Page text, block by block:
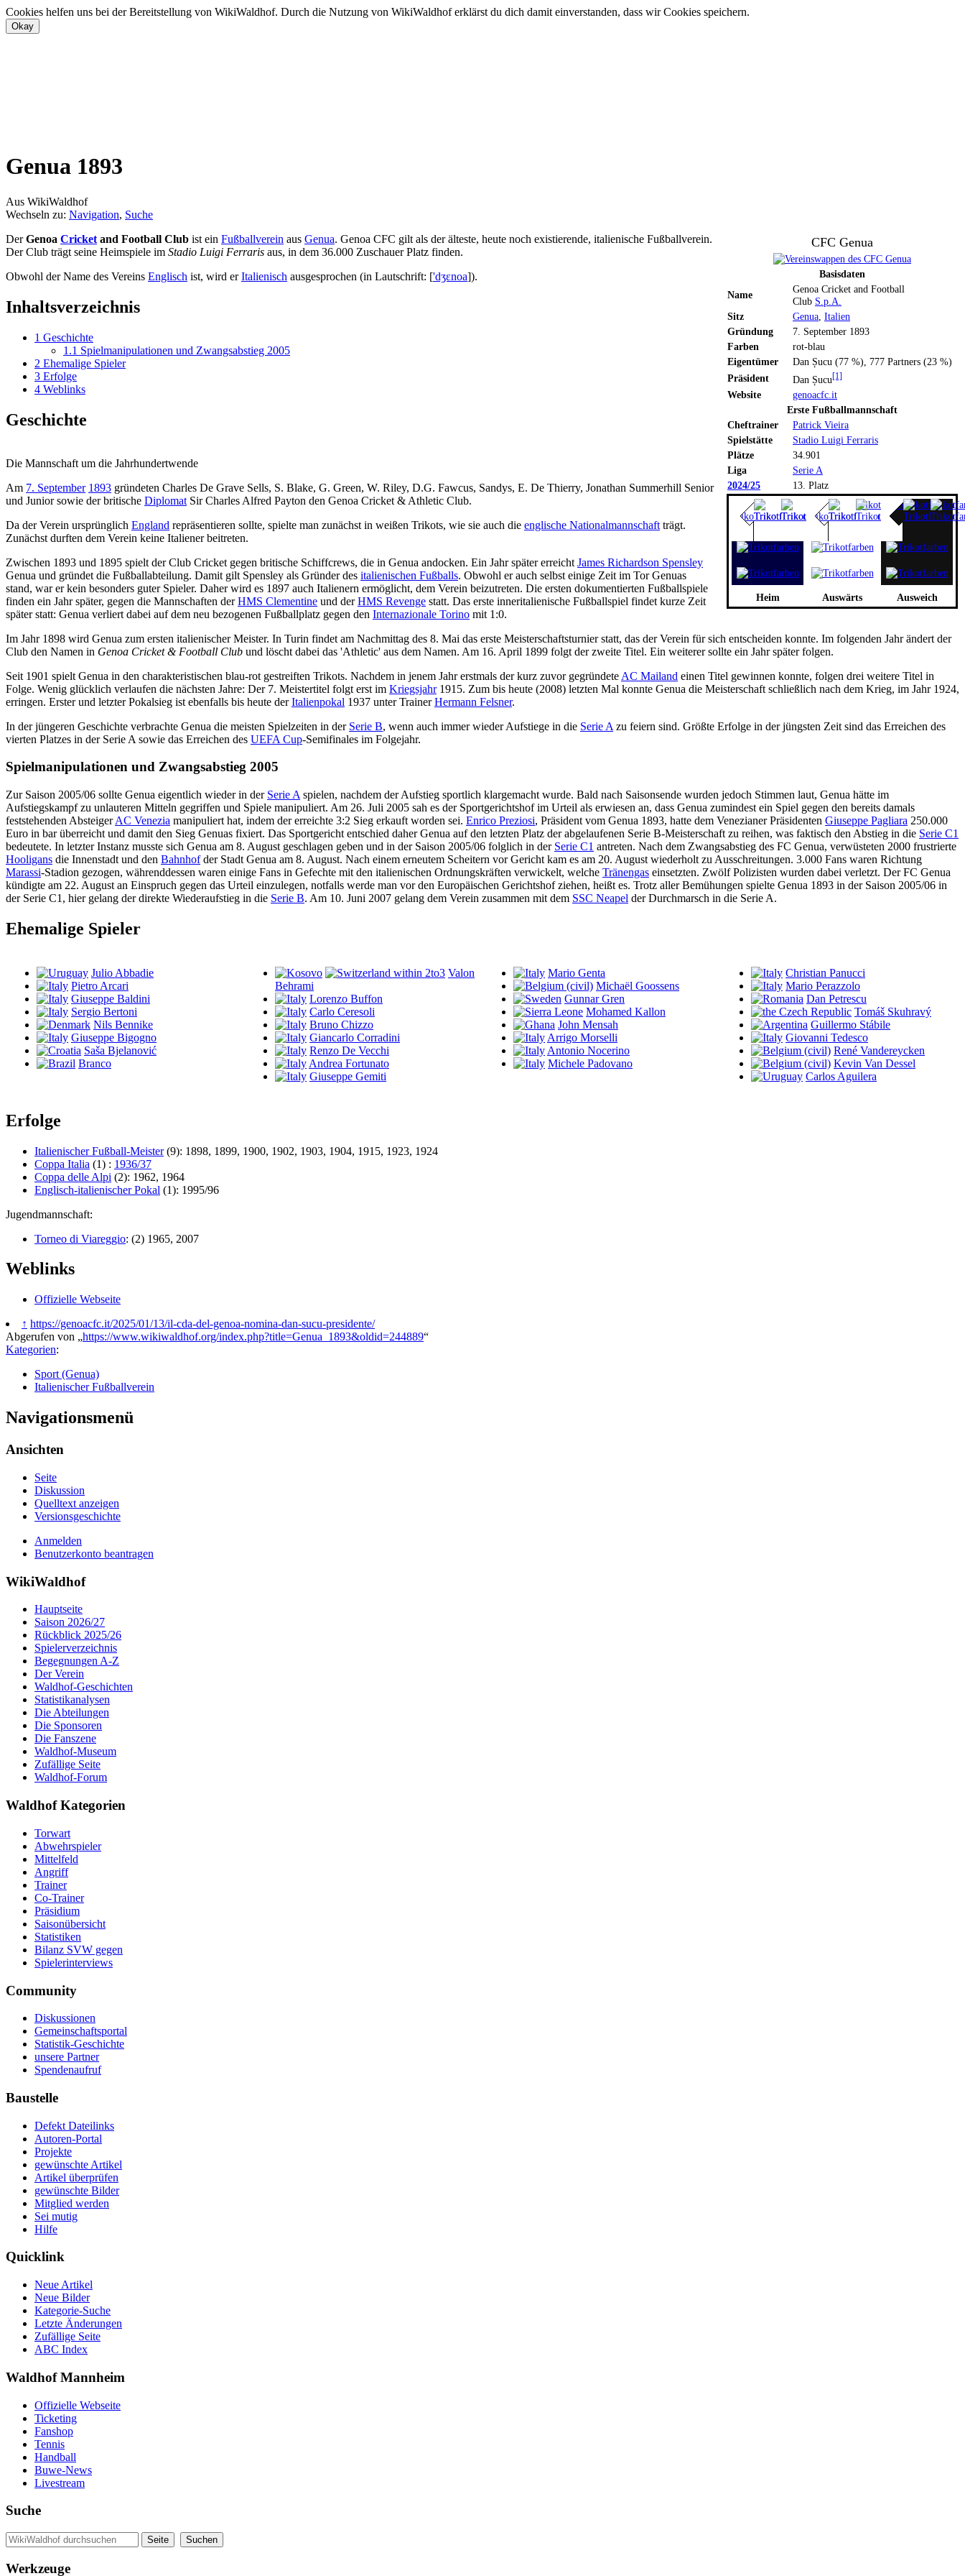
Cookies helfen uns bei der Bereitstellung von WikiWaldhof. Durch die Nutzung von WikiWaldhof erklärst du dich damit einverstanden, dass wir Cookies speichern.
Genua 1893
Aus WikiWaldhof
Wechseln zu: Navigation, Suche
CFC Genua
Basisdaten
Name
Genoa Cricket and Football
Club S.p.A.
Sitz
Genua Italien
Gründung
7. September 1893
Farben
rot-blau
Eigentümer
Dan Șucu (77 %), 777 Partners (23 %)
Präsident
Dan Șucu[1]
Website
genoacfc.it
Erste Fußballmannschaft
Cheftrainer
Patrick Vieira
Spielstätte
Stadio Luigi Ferraris
Plätze
34.901
Liga
Serie A
2024/25
13. Platz
Heim
Trikotfarben
Auswärts
Trikotfarben
Trikotfarben
Ausweich
DerGenoa Cricket and Football Club ist ein Fußballverein aus Genua. Genoa CFC gilt als der älteste, heute noch existierende, italienische Fußballverein.
Der Club trägt seine Heimspiele im Stadio Luigi Ferraris aus, in dem 36.000 Zuschauer Platz finden.
Obwohl der Name des Vereins Englisch ist, wird erItalienisch ausgesprochen (in Lautschrift: ['dʒɛnoa]).
Inhaltsverzeichnis
1 Geschichte
1.1 Spielmanipulationen und Zwangsabstieg 2005
2 Ehemalige Spieler
3 Erfolge
4 Weblinks
Geschichte
Die Mannschaft um die Jahrhundertwende
Am 7. September 1893 gründeten Charles De Grave Sells, S. Blake, G. Green, W. Riley, D.G. Fawcus, Sandys, E. De Thierry, Jonathan Summerhill Senior
und Junior sowie der britische Diplomat Sir Charles Alfred Payton den Genoa Cricket & Athletic Club.
Da der Verein ursprünglich England repräsentieren sollte, spielte man zunächst in weißen Trikots, wie sie auch die englische Nationalmannschaft trägt.
Zunächst durften dem Verein keine Italiener beitreten.
Zwischen 1893 und 1895 spielt der Club Cricket gegen britische Schiffcrews, die in Genua andocken. Ein Jahr später erreicht James Richardson Spensley
Genua und gründet die Fußballabteilung. Damit gilt Spensley als Gründer des italienischen Fußballs. Obwohl er auch selbst einige Zeit im Tor Genuas
stand, war er kein besonders guter Spieler. Daher wird es 1897 auch Italienern ermöglicht, dem Verein beizutreten. Die ersten dokumentierten Fußballspiele
finden ein Jahr später, gegen die Mannschaften derHMS Clementine und derHMS Revenge statt. Das erste inneritalienische Fußballspiel findet kurze Zeit
später statt: Genua verliert dabei auf dem neu bezogenen Fußballplatz gegen den Internazionale Torino mit 1:0.
Im Jahr 1898 wird Genua zum ersten italienischer Meister. In Turin findet am Nachmittag des 8. Mai das erste Meisterschaftsturnier statt, das der Verein für sich entscheiden konnte. Im folgenden Jahr ändert der
Club den Namen in Genoa Cricket & Football Club und löscht dabei das 'Athletic' aus dem Namen. Am 16. April 1899 folgt der zweite Titel. Ein weiterer sollte ein Jahr später folgen.
Seit 1901 spielt Genua in den charakteristischen blau-rot gestreiften Trikots. Nachdem in jenem Jahr erstmals der kurz zuvor gegründete AC Mailand einen Titel gewinnen konnte, folgen drei weitere Titel in
Folge. Wenig glücklich verlaufen die nächsten Jahre: Der 7. Meistertitel folgt erst im Kriegsjahr1915. Zum bis heute (2008) letzten Mal konnte Genua die Meisterschaft schließlich nach dem Krieg, im Jahr 1924,
erringen. Erster und letzter Pokalsieg ist ebenfalls bis heute derItalienpokal 1937 unter TrainerHermann Felsner.
In der jüngeren Geschichte verbrachte Genua die meisten Spielzeiten in der Serie B, wenn auch immer wieder Aufstiege in die Serie A zu feiern sind. Größte Erfolge in der jüngsten Zeit sind das Erreichen des
vierten Platzes in der Serie A sowie das Erreichen des UEFA Cup-Semifinales im Folgejahr.
Spielmanipulationen und Zwangsabstieg 2005
Zur Saison 2005/06 sollte Genua eigentlich wieder in der Serie A spielen, nachdem der Aufstieg sportlich klargemacht wurde. Bald nach Saisonsende wurden jedoch Stimmen laut, Genua hätte im
Aufstiegskampf zu unlauteren Mitteln gegriffen und Spiele manipuliert. Am 26. Juli 2005 sah es der Sportgerichtshof im Urteil als erwiesen an, dass Genua zumindest ein Spiel gegen den bereits damals
feststehenden AbsteigerAC Venezia manipuliert hat, indem der erreichte 3:2 Sieg erkauft worden sei. Enrico Preziosi, Präsident vom Genua 1893, hatte dem Venezianer Präsidenten Giuseppe Pagliara 250.000
Euro in bar überreicht und damit den Sieg Genuas fixiert. Das Sportgericht entschied daher Genua auf den letzten Platz der abgelaufenen Serie B-Meisterschaft zu reihen, was faktisch den Abstieg in die Serie C1
bedeutete. In letzter Instanz musste sich Genua am 8. August geschlagen geben und in der Saison 2005/06 folglich in der Serie C1 antreten. Nach dem Zwangsabstieg des FC Genua, verwüsteten 2000 frustrierte
Hooligans die Innenstadt und den Bahnhofder Stadt Genua am 8. August. Nach einem erneutem Scheitern vor Gericht kam es am 20. August wiederholt zu Ausschreitungen. 3.000 Fans waren Richtung
Marassi-Stadion gezogen, währenddessen waren einige Fans in Gefechte mit den italienischen Ordnungskräften verwickelt, welche Tränengas einsetzten. Zwölf Polizisten wurden dabei verletzt. Der FC Genua
kündigte am 22. August an Einspruch gegen das Urteil einzulegen, notfalls werde man vor den Europäischen Gerichtshof ziehen, heißt es. Trotz aller Bemühungen spielte Genua 1893 in der Saison 2005/06 in
der Serie C1, hier gelang der direkte Wiederaufstieg in die Serie B. Am 10. Juni 2007 gelang dem Verein zusammen mit dem SSC Neapel der Durchmarsch in die Serie A.
Ehemalige Spieler
Julio Abbadie
Pietro Arcari
Giuseppe Baldini
Sergio Bertoni
Nils Bennike
Giuseppe Bigogno
Saša Bjelanović
Branco
Valon
Behrami
Lorenzo Buffon
Carlo Ceresoli
Bruno Chizzo
Giancarlo Corradini
Renzo De Vecchi
Andrea Fortunato
Giuseppe Gemiti
Mario Genta
Michaël Goossens
Gunnar Gren
Mohamed Kallon
John Mensah
Arrigo Morselli
Antonio Nocerino
Michele Padovano
Christian Panucci
Mario Perazzolo
Dan Petrescu
Tomáš Skuhravý
Guillermo Stábile
Giovanni Tedesco
René Vandereycken
Kevin Van Dessel
Carlos Aguilera
Erfolge
Italienischer Fußball-Meister(9): 1898, 1899, 1900, 1902, 1903, 1904, 1915, 1923, 1924
Coppa Italia (1) : 1936/37
Coppa delle Alpi (2): 1962, 1964
Englisch-italienischer Pokal (1): 1995/96
Jugendmannschaft:
Torneo di Viareggio: (2) 1965, 2007
Weblinks
Offizielle Webseite
↑ https://genoacfc.it/2025/01/13/il-cda-del-genoa-nomina-dan-sucu-presidente/
Abgerufen von „https://www.wikiwaldhof.org/index.php?title=Genua_1893&oldid=244889“
Kategorien:
Sport (Genua)
Italienischer Fußballverein
Navigationsmenü
Ansichten
Seite
Diskussion
Quelltext anzeigen
Versionsgeschichte
Anmelden
Benutzerkonto beantragen
WikiWaldhof
Hauptseite
Saison 2026/27
Rückblick 2025/26
Spielerverzeichnis
Begegnungen A-Z
Der Verein
Waldhof-Geschichten
Statistikanalysen
Die Abteilungen
Die Sponsoren
Die Fanszene
Waldhof-Museum
Zufällige Seite
Waldhof-Forum
Waldhof Kategorien
Torwart
Abwehrspieler
Mittelfeld
Angriff
Trainer
Co-Trainer
Präsidium
Saisonübersicht
Statistiken
Bilanz SVW gegen
Spielerinterviews
Community
Diskussionen
Gemeinschaftsportal
Statistik-Geschichte
unsere Partner
Spendenaufruf
Baustelle
Defekt Dateilinks
Autoren-Portal
Projekte
gewünschte Artikel
Artikel überprüfen
gewünschte Bilder
Mitglied werden
Sei mutig
Hilfe
Quicklink
Neue Artikel
Neue Bilder
Kategorie-Suche
Letzte Änderungen
Zufällige Seite
ABC Index
Waldhof Mannheim
Offizielle Webseite
Ticketing
Fanshop
Tennis
Handball
Buwe-News
Livestream
Suche
Werkzeuge